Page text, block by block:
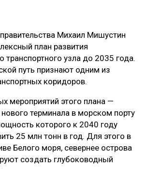
И ЗАЩИТА
ПЛИТ
Михаил Мишустин
план развития
транспортного узла до 2035 года.
путь признают одним из
коридоров.
мероприятий этого плана —
нового терминала в морском порту
которого к 2040 году
25 млн тонн в год. Для этого в
Белого моря, севернее острова
создать глубоководный